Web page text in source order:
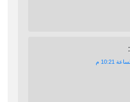
: